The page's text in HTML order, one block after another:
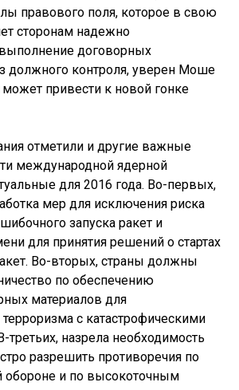
правового поля, которое в свою
сторонам надежно
договорных
должного контроля, уверен Моше
может привести к новой гонке
отметили и другие важные
международной ядерной
для 2016 года. Во-первых,
мер для исключения риска
запуска ракет и
для принятия решений о стартах
Во-вторых, страны должны
по обеспечению
материалов для
с катастрофическими
третьих, назрела необходимость
разрешить противоречия по
обороне и по высокоточным